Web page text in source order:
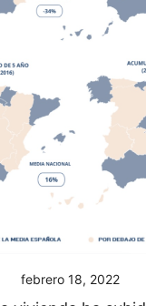
febrero 18, 2022